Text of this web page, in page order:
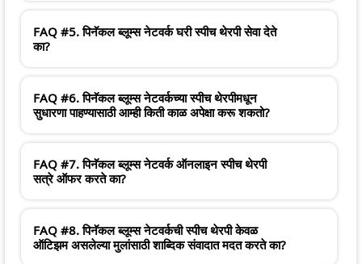
FAQ #5. पिनॅकल ब्लूम्स नेटवर्क घरी स्पीच थेरपी सेवा देते
का?
FAQ #6. पिनॅकल ब्लूम्स नेटवर्कच्या स्पीच थेरपीमधून
सुधारणा पाहण्यासाठी आम्ही किती काळ अपेक्षा करू शकतो?
FAQ #7. पिनॅकल ब्लूम्स नेटवर्क ऑनलाइन स्पीच थेरपी
सत्रे ऑफर करते का?
FAQ #8. पिनॅकल ब्लूम्स नेटवर्कची स्पीच थेरपी केवळ
ऑटिझम असलेल्या मुलांसाठी शाब्दिक संवादात मदत करते का?